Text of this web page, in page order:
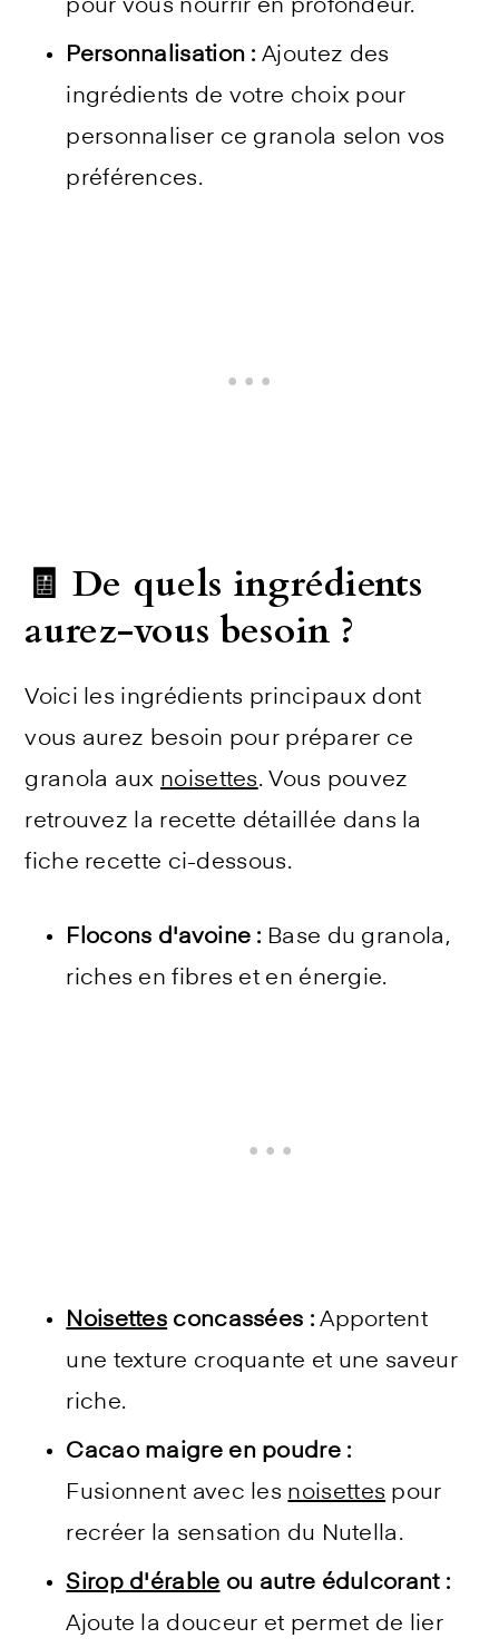
pour vous nourrir en profondeur.
Personnalisation : Ajoutez des
ingrédients de votre choix pour
personnaliser ce granola selon vos
préférences.
🧾 De quels ingrédients
aurez-vous besoin ?
Voici les ingrédients principaux dont
vous aurez besoin pour préparer ce
granola aux noisettes. Vous pouvez
retrouvez la recette détaillée dans la
fiche recette ci-dessous.
Flocons d'avoine : Base du granola,
riches en fibres et en énergie.
Noisettes concassées :Apportent
une texture croquante et une saveur
riche.
Cacao maigre en poudre :
Fusionnent avec les noisettes pour
recréer la sensation du Nutella.
Sirop d'érable ou autre édulcorant :
Ajoute la douceur et permet de lier